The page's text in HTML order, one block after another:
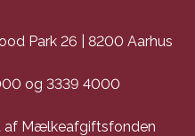
Park 26 | 8200 Aarhus
og 3339 4000
af Mælkeafgiftsfonden